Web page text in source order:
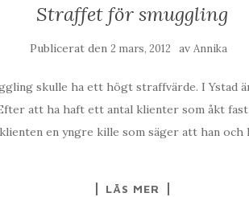
Straffet för smuggling
Publicerat den 2 mars, 2012 av Annika
skulle ha ett högt straffvärde. I Ystad
att ha haft ett antal klienter som åkt
en yngre kille som säger att han och
LÄS MER